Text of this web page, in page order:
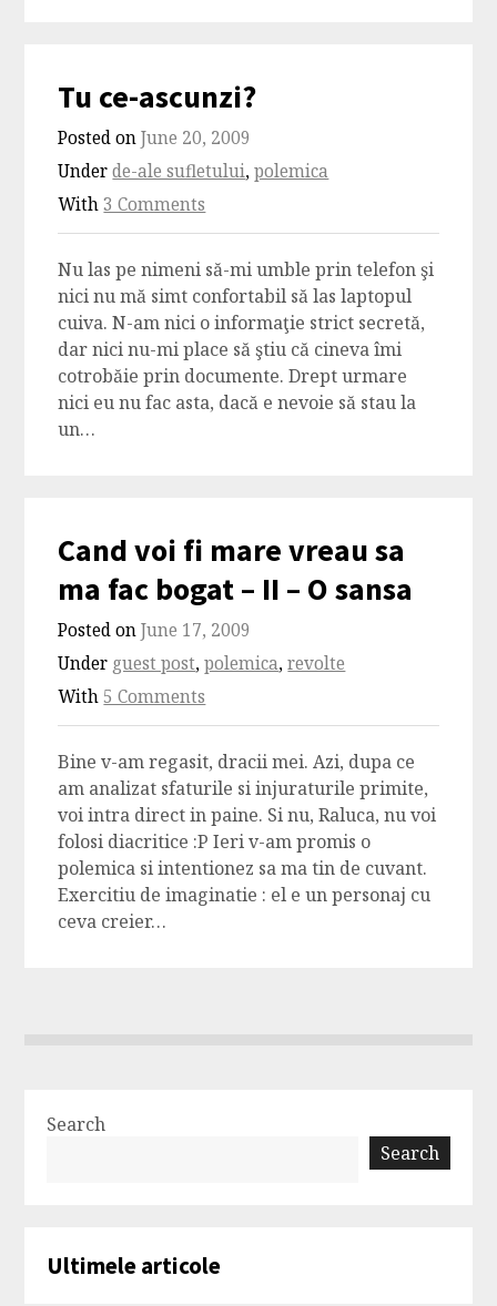
Tu ce-ascunzi?
Posted onJune 20, 2009
Underde-ale sufletului,polemica
With3 Comments
Nu las pe nimeni să-mi umble prin telefon şi
nici nu mă simt confortabil să las laptopul
cuiva. N-am nici o informaţie strict secretă,
dar nici nu-mi place să ştiu că cineva îmi
cotrobăie prin documente. Drept urmare
nici eu nu fac asta, dacă e nevoie să stau la
un…
Cand voi fi mare vreau sa
ma fac bogat – II – O sansa
Posted onJune 17, 2009
Under guest post,polemica,revolte
With5 Comments
Bine v-am regasit, dracii mei. Azi, dupa ce
am analizat sfaturile si injuraturile primite,
voi intra direct in paine. Si nu, Raluca, nu voi
folosi diacritice :P Ieri v-am promis o
polemica si intentionez sa ma tin de cuvant.
Exercitiu de imaginatie : el e un personaj cu
ceva creier…
Search
Search
Ultimele articole